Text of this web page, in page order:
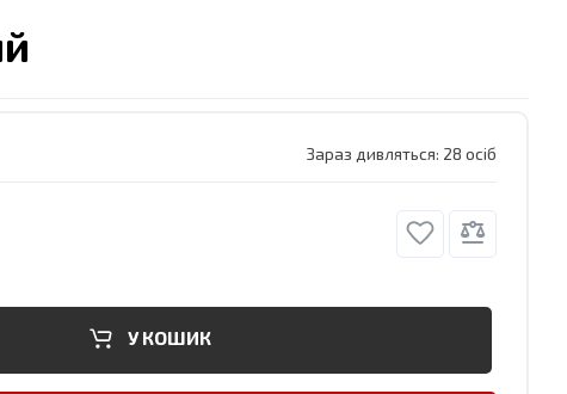
Зараз дивляться: 28 осіб
У КОШИК